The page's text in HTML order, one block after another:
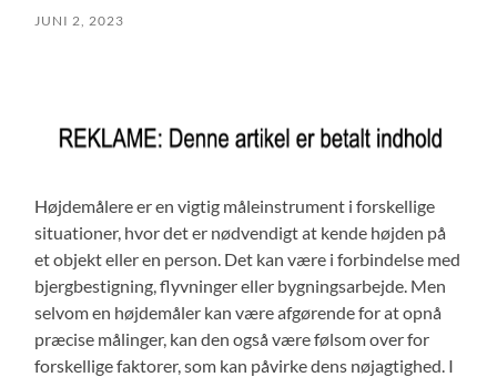
JUNI 2, 2023
Højdemålere er en vigtig måleinstrument i forskellige
situationer, hvor det er nødvendigt at kende højden på
et objekt eller en person. Det kan være i forbindelse med
bjergbestigning, flyvninger eller bygningsarbejde. Men
selvom en højdemåler kan være afgørende for at opnå
præcise målinger, kan den også være følsom over for
forskellige faktorer, som kan påvirke dens nøjagtighed. I